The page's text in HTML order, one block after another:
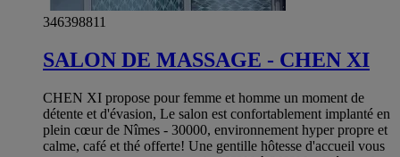
346398811
SALON DE MASSAGE - CHEN XI
CHEN XI propose pour femme et homme un moment de
détente et d'évasion, Le salon est confortablement implanté en
plein cœur de Nîmes - 30000, environnement hyper propre et
calme, café et thé offerte! Une gentille hôtesse d'accueil vous